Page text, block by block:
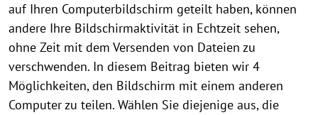
auf Ihren Computerbildschirm geteilt haben, können
andere Ihre Bildschirmaktivität in Echtzeit sehen,
ohne Zeit mit dem Versenden von Dateien zu
verschwenden. In diesem Beitrag bieten wir 4
Möglichkeiten, den Bildschirm mit einem anderen
Computer zu teilen. Wählen Sie diejenige aus, die